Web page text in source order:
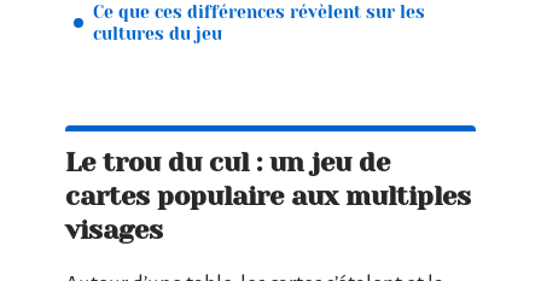
Ce que ces différences révèlent sur les
cultures du jeu
Le trou du cul : un jeu de
cartes populaire aux multiples
visages